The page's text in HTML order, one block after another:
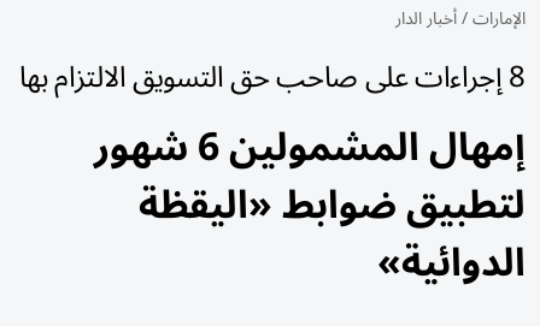
الإمارات/أخبار الدار
8 إجراءات على صاحب حق التسويق الالتزام بها
إمهال المشمولين 6 شهور
لتطبيق ضوابط «اليقظة
الدوائية»